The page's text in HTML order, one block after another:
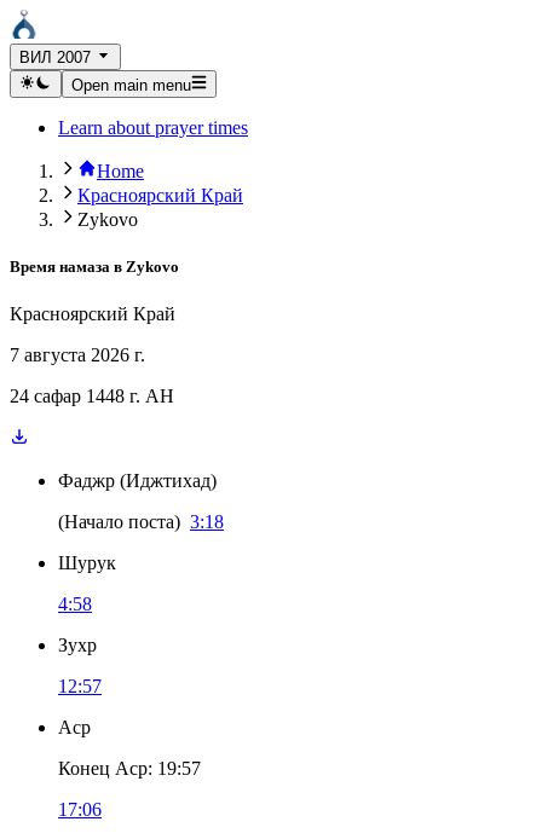
ВИЛ 2007
Open main menu
Learn about prayer times
Home
Красноярский Край
Zykovo
Время намаза в Zykovo
Красноярский Край
7 августа 2026 г.
24 сафар 1448 г. AH
Фаджр (Иджтихад)
(Начало поста) 3:18
Шурук
4:58
Зухр
12:57
Аср
Конец Аср: 19:57
17:06